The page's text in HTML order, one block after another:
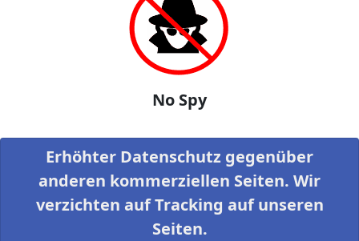
No Spy
Erhöhter Datenschutz gegenüber
anderen kommerziellen Seiten. Wir
verzichten auf Tracking auf unseren
Seiten.